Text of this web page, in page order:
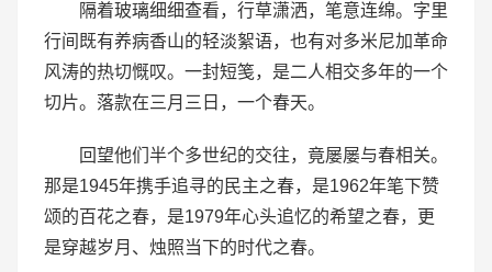
隔着玻璃细细查看，行草潇洒，笔意连绵。字里
行间既有养病香山的轻淡絮语，也有对多米尼加革命
风涛的热切慨叹。一封短笺，是二人相交多年的一个
切片。落款在三月三日，一个春天。
回望他们半个多世纪的交往，竟屡屡与春相关。
那是1945年携手追寻的民主之春，是1962年笔下赞
颂的百花之春，是1979年心头追忆的希望之春，更
是穿越岁月、烛照当下的时代之春。